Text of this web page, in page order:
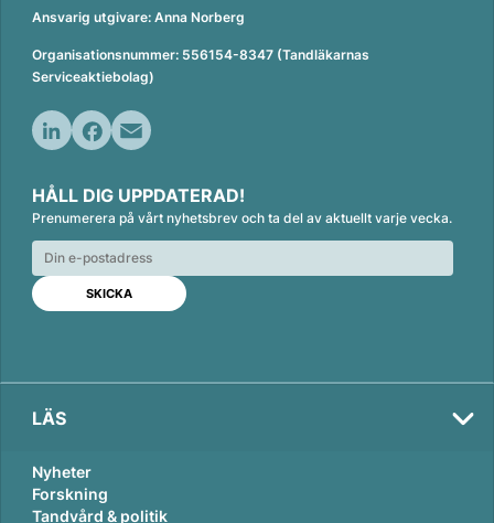
Ansvarig utgivare: Anna Norberg
Organisationsnummer: 556154-8347 (Tandläkarnas
Serviceaktiebolag)
n
k
e
d
n
c
e
b
o
o
k
a
i
l
HÅLL DIG UPPDATERAD!
Prenumerera på vårt nyhetsbrev och ta del av aktuellt varje vecka.
LÄS
Nyheter
Forskning
Tandvård & politik